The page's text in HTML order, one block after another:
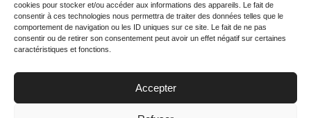
cookies pour stocker et/ou accéder aux informations des appareils. Le fait de
consentir à ces technologies nous permettra de traiter des données telles que le
comportement de navigation ou les ID uniques sur ce site. Le fait de ne pas
consentir ou de retirer son consentement peut avoir un effet négatif sur certaines
caractéristiques et fonctions.
Accepter
Rechercher votre
programme
Votre soirée :